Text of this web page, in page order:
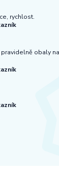
rychlost.
obaly